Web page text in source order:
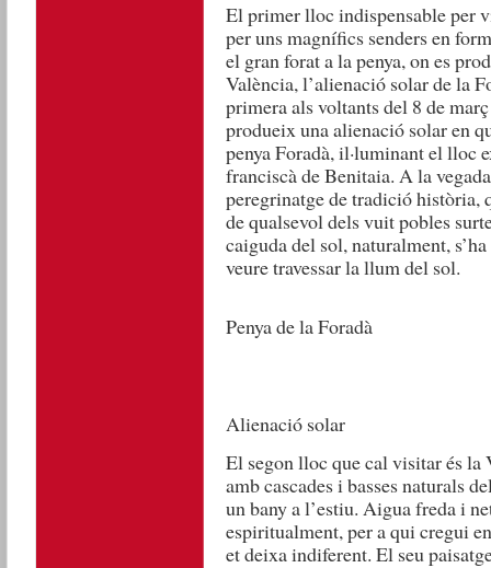
El primer lloc indispensable per
per uns magnífics senders en
el gran forat a la penya, on es
València, l’alienació solar de la
primera als voltants del 8 de
produeix una alienació solar en
penya Foradà, il·luminant el lloc
franciscà de Benitaia. A la
peregrinatge de tradició història,
de qualsevol dels vuit pobles
caiguda del sol, naturalment,
veure travessar la llum del sol.
Penya de la Foradà
Alienació solar
El segon lloc que cal visitar és la
amb cascades i basses naturals
un bany a l’estiu. Aigua freda i
espiritualment, per a qui cregui
et deixa indiferent. El seu